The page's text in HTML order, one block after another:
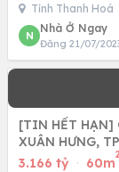
Tỉnh Thanh Hoá
N
Nhà Ở Ngay
Đăng 21/07/
[TIN HẾT HẠN]
XUÂN HƯNG,
3.166 tỷ · 60m